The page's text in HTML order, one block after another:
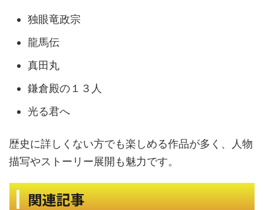
独眼竜政宗
龍馬伝
真田丸
鎌倉殿の１３人
光る君へ
歴史に詳しくない方でも楽しめる作品が多く、人物
描写やストーリー展開も魅力です。
関連記事